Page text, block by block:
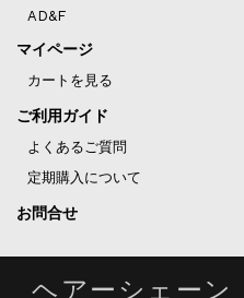
AD&F
マイページ
カートを見る
ご利用ガイド
よくあるご質問
定期購入について
お問合せ